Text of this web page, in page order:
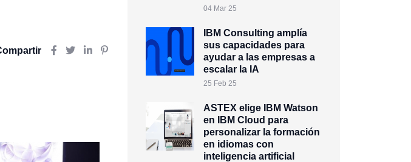
04 Mar 25
IBM Consulting amplía
sus capacidades para
ayudar a las empresas a
escalar la IA
25 Feb 25
ASTEX elige IBM Watson
en IBM Cloud para
personalizar la formación
en idiomas con
inteligencia artificial